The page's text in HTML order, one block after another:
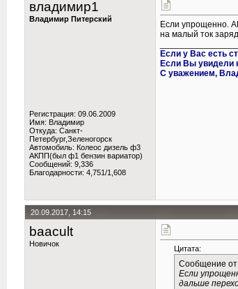
владимир1
Владимир Питерский
Регистрация: 09.06.2009
Имя: Владимир
Откуда: Санкт-
Петербург,Зеленогорск
Автомобиль: Колеос дизель ф3
АКПП(был ф1 бензин вариатор)
Сообщений: 9,336
Благодарности: 4,751/1,608
Если упрощенно.
на малый ток
Если у Вас есть
Если Вы увидели
С уважением,
20.09.2017, 14:15
baacult
Новичок
Цитата:
Сообщение от
Если
дальше